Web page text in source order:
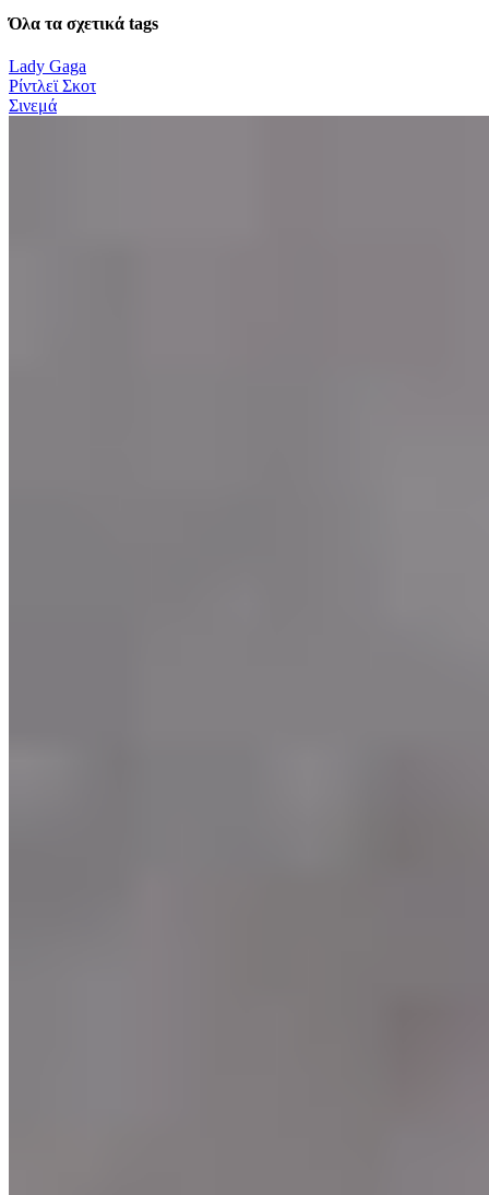
Όλα τα σχετικά tags
Lady Gaga
Ρίντλεϊ Σκοτ
Σινεμά